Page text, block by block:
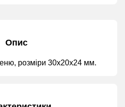
Опис
розміри 30х20х24 мм.